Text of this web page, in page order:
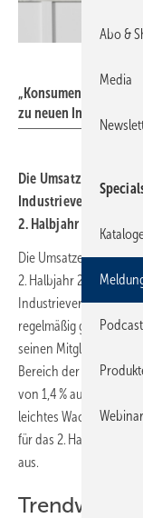
„Konsumenten und
zu neuen Investitionen
Die Umsatzprognose
Industrieverbunds
2. Halbjahr 2024
Die
2. Halbjahr 2024
Industrieverbunds
regelmäßig
seinen Mitgliedern
Bereich der
von 1,4 % aus. Im
leichtes Wachstum in
für das 2. Halbjahr
aus.
Trendwende
Abo &
Media
Podcast